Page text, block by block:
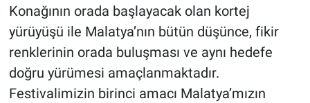
Konağının orada başlayacak olan kortej
yürüyüşü ile Malatya’nın bütün düşünce, fikir
renklerinin orada buluşması ve aynı hedefe
doğru yürümesi amaçlanmaktadır.
Festivalimizin birinci amacı Malatya’mızın